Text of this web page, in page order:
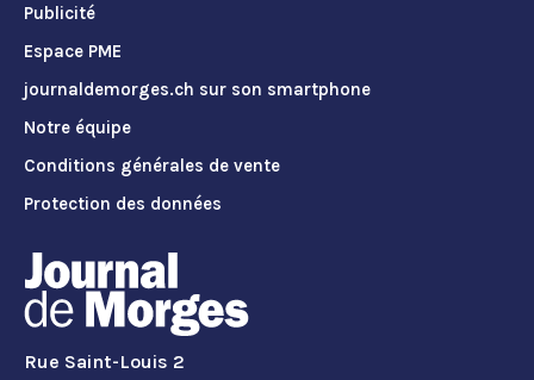
Publicité
Espace PME
journaldemorges.ch sur son smartphone
Notre équipe
Conditions générales de vente
Protection des données
Rue Saint-Louis 2